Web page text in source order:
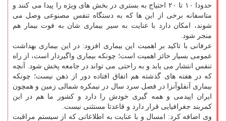
حدودا ۱۰ تا ۲۰ احتیاج به بستری در بخش های ویژه را پیدا می كنند و
متاسفانه برخی از این ها كه به دستگاه تنفس مصنوعی وصل می
شوند، امكان دارد با عنایت به سیر بیماری شان به فوت بیمار هم
منجر شود.
عرفانی با تاكید بر اهمیت این بیماری افزود: در این بیماری بهداشت
عمومی بسیار حائز اهمیت است؛ چونكه بیماری واگیردار است، از راه
تنفس انتشار می یابد و به راحتی می تواند در جامعه پخش شود. آنچه
كه در هفته های گذشته هم اتفاق افتاده دور از ذهن نیست؛ چونكه
بیماری آنفلوآنزا در فصل سرد سال در نیمكره شمالی زمین و همچون
ایران اپیدمی و همه گیری خودش را دارد و كشور ما هم در این
كمربند جغرافیایی قرار دارد و قاعدتا مستثنی نیست.
وی اضافه كرد: امسال و با عنایت به اطلاعاتی كه از سیستم مراقبت